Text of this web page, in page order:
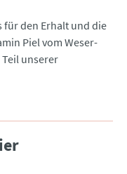
den Erhalt und die
Piel vom Weser-
unserer